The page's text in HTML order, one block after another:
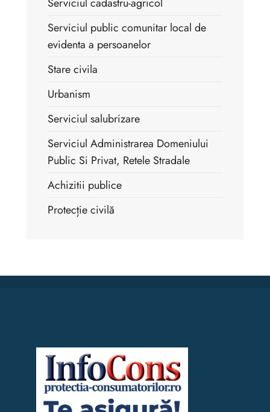
Serviciul public comunitar local de
evidenta a persoanelor
Stare civila
Urbanism
Serviciul salubrizare
Serviciul Administrarea Domeniului
Public Si Privat, Retele Stradale
Achizitii publice
Protecție civilă